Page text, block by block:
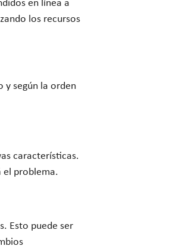
en línea a
los recursos
y según la orden
características.
el problema.
Esto puede ser